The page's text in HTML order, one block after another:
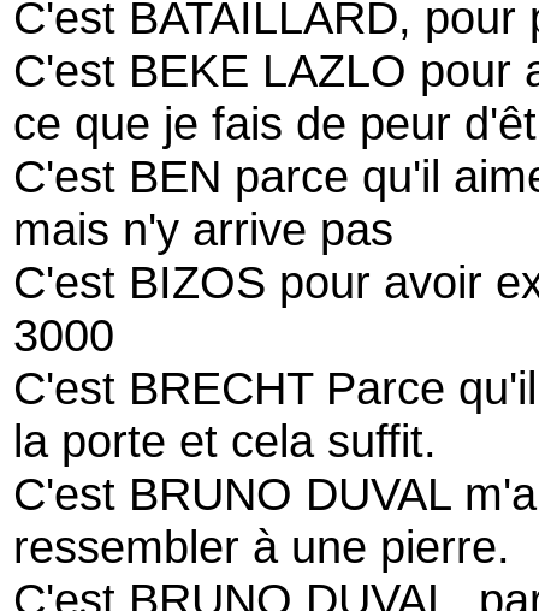
C'est BATAILLARD,
C'est BEKE LAZLO pour
ce que je fais de peur
C'est BEN parce qu'il
mais n'y arrive pas
C'est BIZOS pour avoir
3000
C'est BRECHT Parce
la porte et cela suffit.
C'est BRUNO DUVAL
ressembler à une pierre.
C'est BRUNO DUVAL,